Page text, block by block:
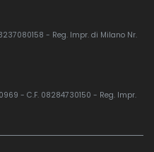
- Reg. Impr. di Milano Nr.
- C.F. 08284730150 - Reg. Impr.